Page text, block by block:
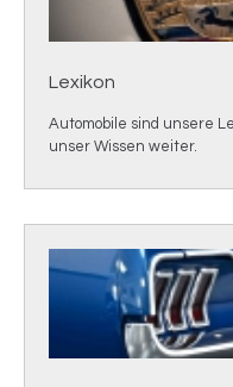
Lexikon
Automobile sind unsere
unser Wissen weiter.